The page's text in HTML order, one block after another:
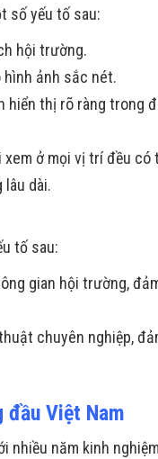
số yếu tố sau:
hội trường.
hình ảnh sắc nét.
thị rõ ràng trong
ở mọi vị trí đều có
lâu dài.
tố sau:
gian hội trường,
chuyên nghiệp,
đầu Việt Nam
nhiều năm kinh